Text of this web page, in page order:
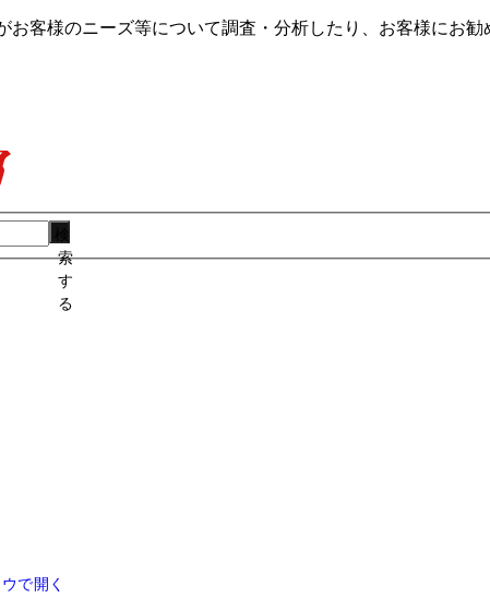
お客様のニーズ等について調査・分析したり、お客様にお
索
す
る
で開く